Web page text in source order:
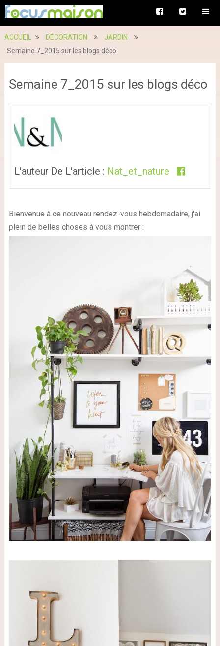
ACCUEIL DÉCORATION
JARDIN
Semaine 7_2015 sur les blogs déco
Semaine 7_2015 sur les blogs déco
L'auteur De L'article : Nat_et_nature
Bienvenue à ce nouveau rendez-vous hebdomadaire, j'ai
plein de belles choses à vous montrer :